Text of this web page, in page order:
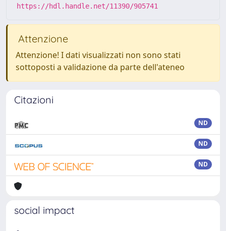
https://hdl.handle.net/11390/905741
Attenzione
Attenzione! I dati visualizzati non sono stati
sottoposti a validazione da parte dell'ateneo
Citazioni
ND
ND
ND
social impact